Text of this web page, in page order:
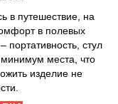
в путешествие, на
в полевых
портативность, стул
места, что
изделие не